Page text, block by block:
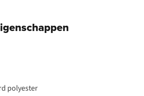
polyester